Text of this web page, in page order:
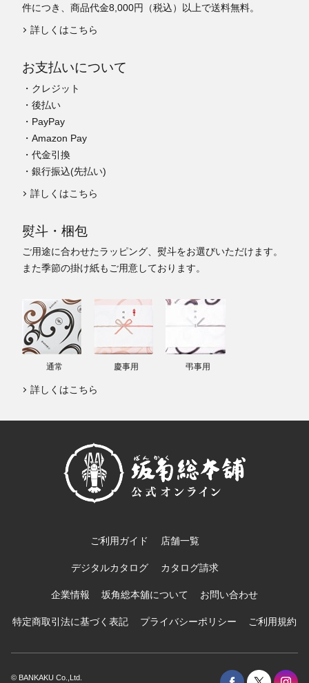
件につき、商品代金8,000円（税込）以上で送料無料。
詳しくはこちら
お支払いについて
・クレジット
・後払い
・PayPay
・Amazon Pay
・代金引換
・銀行振込(先払い)
詳しくはこちら
熨斗・梱包
ご用途に合わせたラッピング、熨斗をお選びいただけます。
また季節の掛け紙もご用意しております。
通常 慶事用 弔事用
詳しくはこちら
ご利用ガイド 店舗一覧
デジタルカタログ カタログ請求
企業情報 坂角総本舖について お問い合わせ
特定商取引法に基づく表記 プライバシーポリシー ご利用規約
© BANKAKU Co.,Ltd.